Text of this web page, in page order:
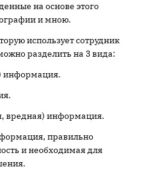
на основе этого
и мною.
использует сотрудник
разделить на 3 вида:
информация.
вредная) информация.
правильно
и необходимая для